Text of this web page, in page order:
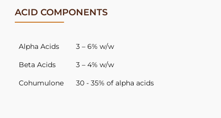
ACID COMPONENTS
Alpha Acids 3 – 6% w/w
Beta Acids 3 – 4% w/w
Cohumulone 30 - 35% of alpha acids